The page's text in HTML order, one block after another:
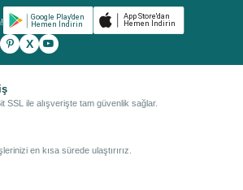
X
SSL ile alışverişte tam güvenlik sağlar.
en kısa sürede ulaştırırız.